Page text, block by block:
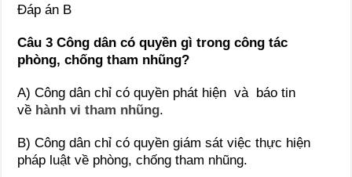
Đáp án B
Câu 3 Công dân có quyền gì trong công tác
phòng, chống tham nhũng?
A) Công dân chỉ có quyền phát hiện và báo tin
về hành vi tham nhũng.
B) Công dân chỉ có quyền giám sát việc thực hiện
pháp luật về phòng, chống tham nhũng.